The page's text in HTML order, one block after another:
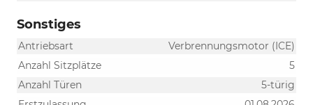
Sonstiges
Antriebsart
Verbrennungsmotor (ICE)
Anzahl Sitzplätze
5
Anzahl Türen
5-türig